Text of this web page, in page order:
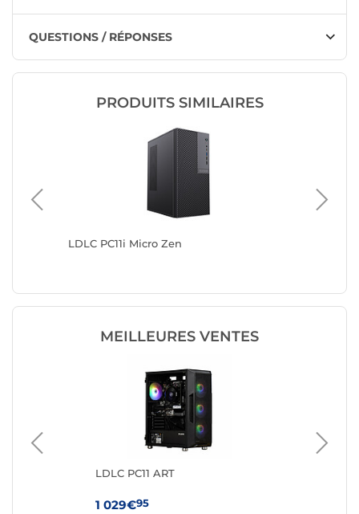
QUESTIONS / RÉPONSES
PRODUITS SIMILAIRES
LDLC PC11i Micro Zen
MEILLEURES VENTES
LDLC PC11 ART
1 029€95